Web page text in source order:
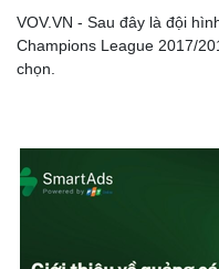
Sức khỏe
VOV.VN - Sau đây là đội
Champions League 2017/
chọn.